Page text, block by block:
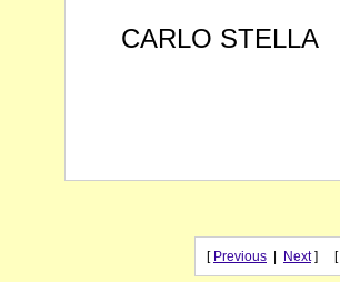
CARLO STELLA
[ Previous Next] [